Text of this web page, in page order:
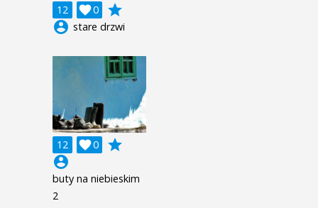
12 0

grade
account_circle stare drzwi
12 0

grade
account_circle
buty na niebieskim
2